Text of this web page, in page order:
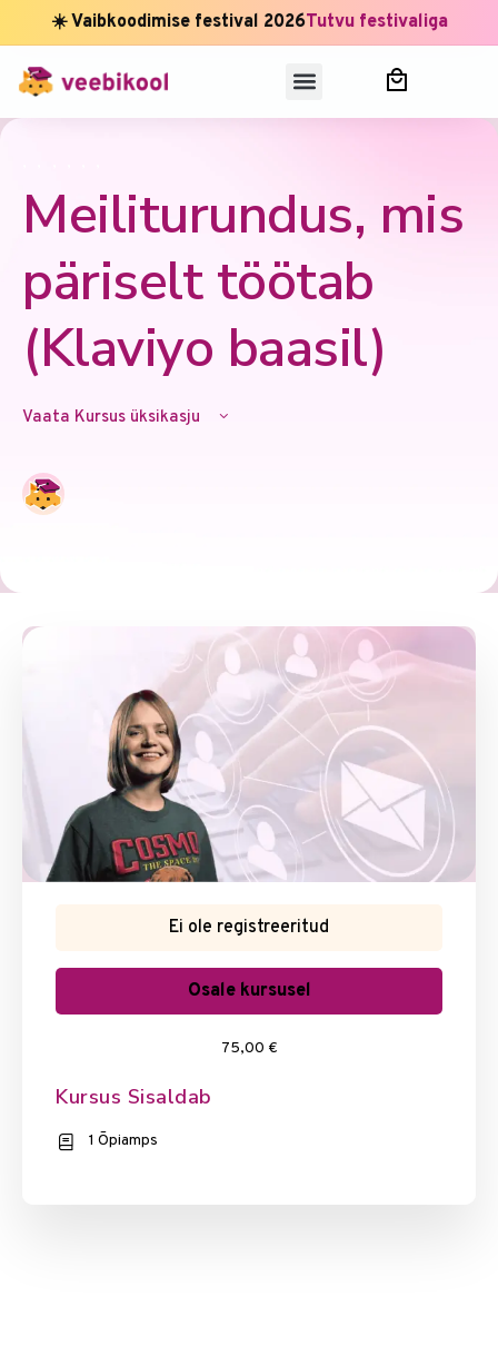
☀️ Vaibkoodimise festival 2026Tutvu festivaliga
Meiliturundus, mis
päriselt töötab
(Klaviyo baasil)
Vaata Kursus üksikasju
Ei ole registreeritud
Osale kursusel
75,00 €
Kursus Sisaldab
1 Õpiamps